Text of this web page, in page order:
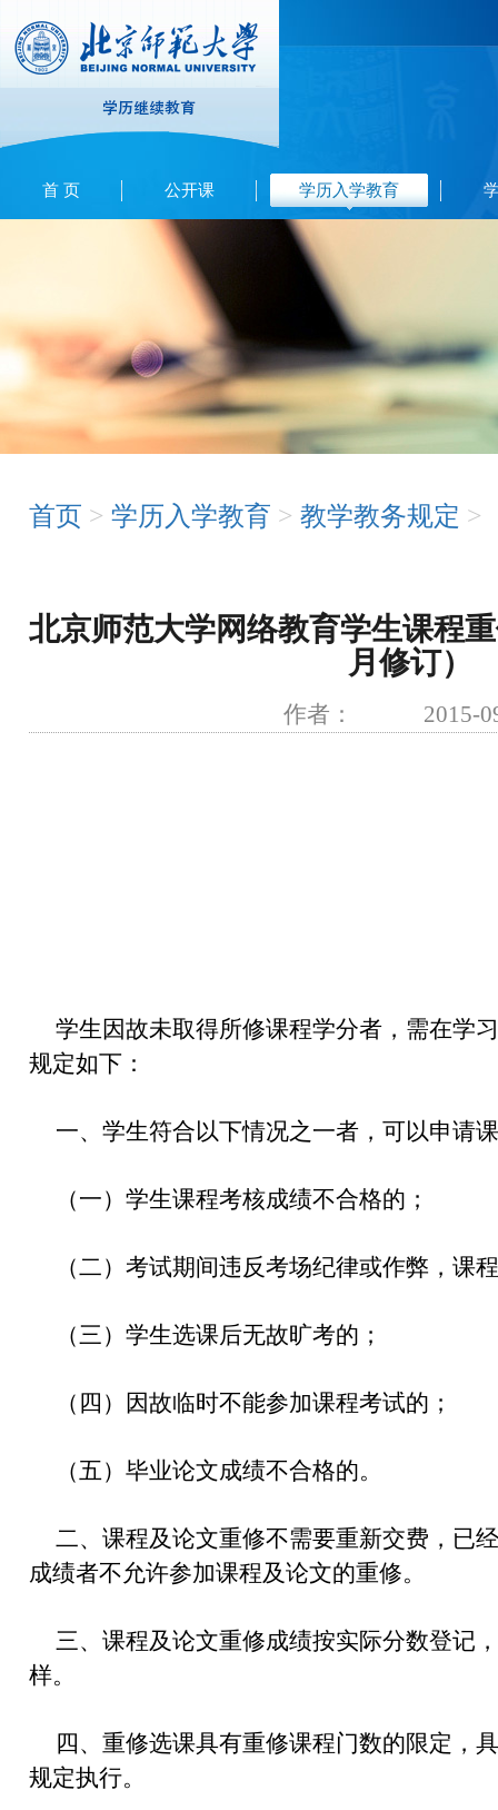
首 页 公开课 学历入学教育
首页 > 学历入学教育 > 教学教务规定 >
北京师范大学网络教育学生课程
月修订）
作者： 2015-
学生因故未取得所修课程学分者，需在学
规定如下：
一、学生符合以下情况之一者，可以申请
（一）学生课程考核成绩不合格的；
（二）考试期间违反考场纪律或作弊，课
（三）学生选课后无故旷考的；
（四）因故临时不能参加课程考试的；
（五）毕业论文成绩不合格的。
二、课程及论文重修不需要重新交费，已
成绩者不允许参加课程及论文的重修。
三、课程及论文重修成绩按实际分数登记
样。
四、重修选课具有重修课程门数的限定，
规定执行。